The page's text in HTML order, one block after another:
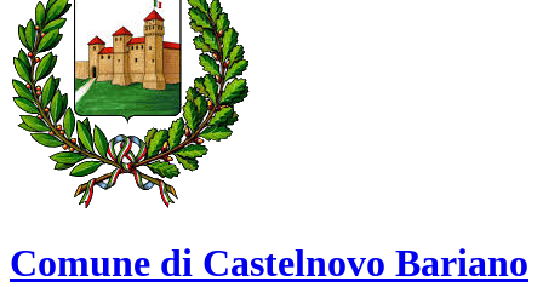
Comune di Castelnovo Bariano